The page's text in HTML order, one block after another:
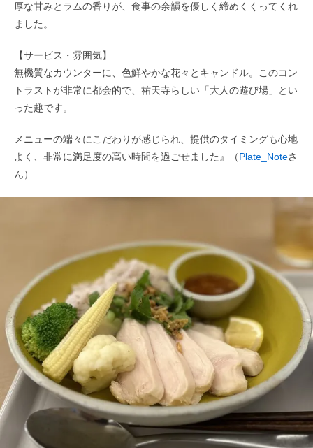
厚な甘みとラムの香りが、食事の余韻を優しく締めくくってくれ
ました。
【サービス・雰囲気】
無機質なカウンターに、色鮮やかな花々とキャンドル。このコン
トラストが非常に都会的で、祐天寺らしい「大人の遊び場」とい
った趣です。
メニューの端々にこだわりが感じられ、提供のタイミングも心地
よく、非常に満足度の高い時間を過ごせました』（Plate_Noteさ
ん）